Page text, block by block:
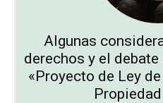
Algunas
derechos y el
«Proyecto de Ley